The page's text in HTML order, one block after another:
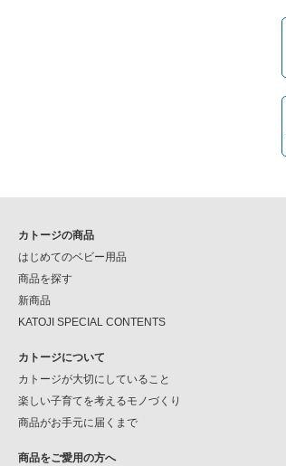
カトージの商品
はじめてのベビー用品
商品を探す
新商品
KATOJI SPECIAL CONTENTS
カトージについて
カトージが大切にしていること
楽しい子育てを考えるモノづくり
商品がお手元に届くまで
商品をご愛用の方へ